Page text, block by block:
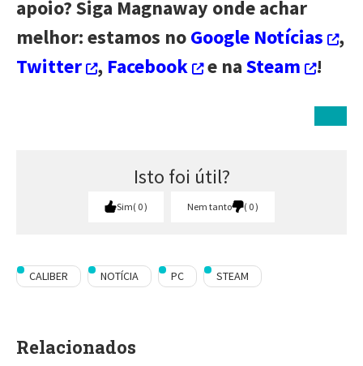
apoio? Siga Magnaway onde achar
melhor: estamos noGoogle Notícias
,
Twitter
, Facebook e naSteam !
Isto foi útil?
Sim 0 Nem tanto 0
CALIBER NOTÍCIA PC STEAM
Relacionados